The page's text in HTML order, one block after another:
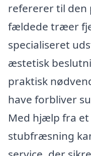
refererer til den
fældede træer
specialiseret
æstetisk
praktisk
have forbliver
Med hjælp fra
stubfræsning